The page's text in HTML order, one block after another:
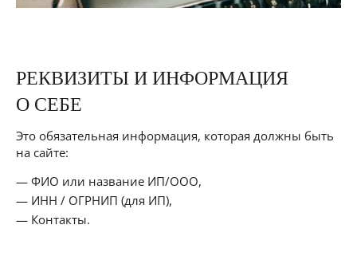
РЕКВИЗИТЫ И ИНФОРМАЦИЯ
О СЕБЕ
Это обязательная информация, которая должны быть
на сайте:
ФИО или название ИП/ООО,
ИНН / ОГРНИП (для ИП),
Контакты.